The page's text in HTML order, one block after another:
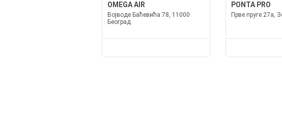
OMEGA AIR
Војводе Баћевића 78, 11000
Београд
PONTA PRO
Прве пруге 27а,